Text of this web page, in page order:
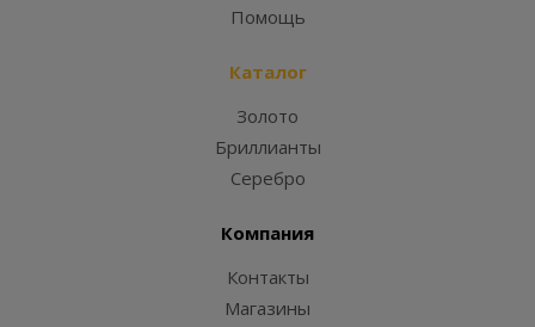
Помощь
Каталог
Золото
Бриллианты
Серебро
Компания
Контакты
Магазины